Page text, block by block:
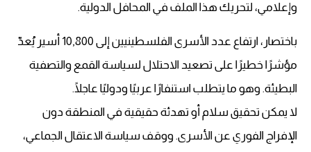
وإعلامي، لتحريك هذا الملف في المحافل الدولية.
باختصار، ارتفاع عدد الأسرى الفلسطينيين إلى 10,800 أسير يُعدّ
مؤشرًا خطيرًا على تصعيد الاحتلال لسياسة القمع والتصفية
البطيئة. وهو ما يتطلب استنفارًا عربيًا ودوليًا عاجلًا.
لا يمكن تحقيق سلام أو تهدئة حقيقية في المنطقة دون
الإفراج الفوري عن الأسرى. ووقف سياسة الاعتقال الجماعي،